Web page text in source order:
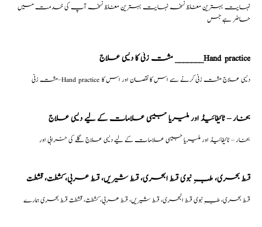
نہایت بہترین مغلظ نسخہ نہایت بہترین مغلظ نسخہ آپ کی خدمت میں
حاضر ہے جس
مشت زنی کا دیسی علاج _______Hand practice
مشت زنی–Hand practice دیسی علاج مشت زنی کرنے سے اس کا نقصان اور اس کا
بخار – ٹائیفائیڈ اور ملیریا جیسی علامات کے لیے دیسی علاج
بخار – ٹائیفائیڈ اور ملیریا جیسی علامات کے لیے دیسی علاج گلے کی خرابی اور
قسط بحری، طبِ نبوی قسط البحری، قسط شیریں، قسط عربی، كشطت، قشطت
قسط بحری، طبِ نبوی قسط البحری، قسط شیریں، قسط عربی، كشطت، قشطت قسط بحری ہمارے